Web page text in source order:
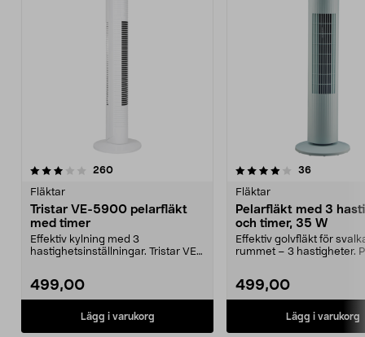
260recensioner
Fläktar
Tristar VE-5900 pelarfläkt
med timer
Effektiv kylning med 3
hastighetsinställningar. Tristar VE-
499,00
Lägg i varukorg
4.0 av 5 stjärnor 36recensioner
Fläktar
Pelarfläkt med 3
och timer, 35 W
Effektiv golvfläkt för
rummet – 3 hastigheter.
499,00
Lägg i varukorg
3.0 av 5 stjärnor